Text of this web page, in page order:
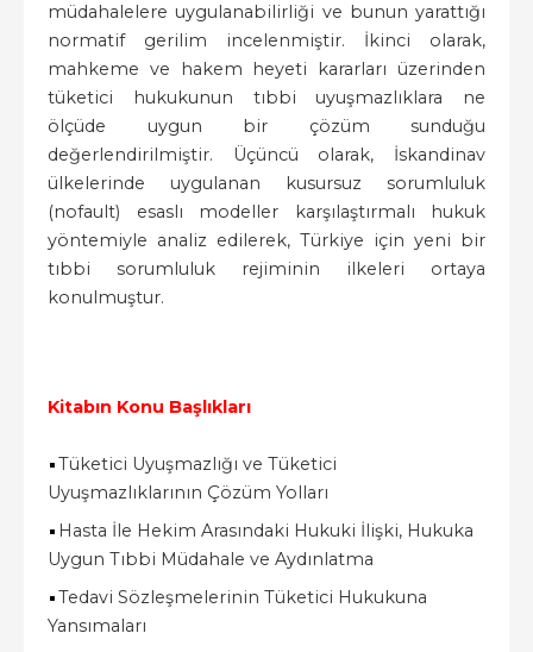
müdahalelere uygulanabilirliği ve bunun yarattığı
normatif gerilim incelenmiştir. İkinci olarak,
mahkeme ve hakem heyeti kararları üzerinden
tüketici hukukunun tıbbi uyuşmazlıklara ne
ölçüde uygun bir çözüm sunduğu
değerlendirilmiştir. Üçüncü olarak, İskandinav
ülkelerinde uygulanan kusursuz sorumluluk
(nofault) esaslı modeller karşılaştırmalı hukuk
yöntemiyle analiz edilerek, Türkiye için yeni bir
tıbbi sorumluluk rejiminin ilkeleri ortaya
konulmuştur.
Kitabın Konu Başlıkları
Tüketici Uyuşmazlığı ve Tüketici
Uyuşmazlıklarının Çözüm Yolları
Hasta İle Hekim Arasındaki Hukuki İlişki, Hukuka
Uygun Tıbbi Müdahale ve Aydınlatma
Tedavi Sözleşmelerinin Tüketici Hukukuna
Yansımaları